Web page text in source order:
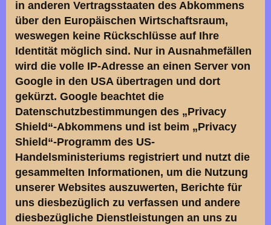
in anderen Vertragsstaaten des Abkommens
über den Europäischen Wirtschaftsraum,
weswegen keine Rückschlüsse auf Ihre
Identität möglich sind. Nur in Ausnahmefällen
wird die volle IP-Adresse an einen Server von
Google in den USA übertragen und dort
gekürzt. Google beachtet die
Datenschutzbestimmungen des „Privacy
Shield“-Abkommens und ist beim „Privacy
Shield“-Programm des US-
Handelsministeriums registriert und nutzt die
gesammelten Informationen, um die Nutzung
unserer Websites auszuwerten, Berichte für
uns diesbezüglich zu verfassen und andere
diesbezügliche Dienstleistungen an uns zu